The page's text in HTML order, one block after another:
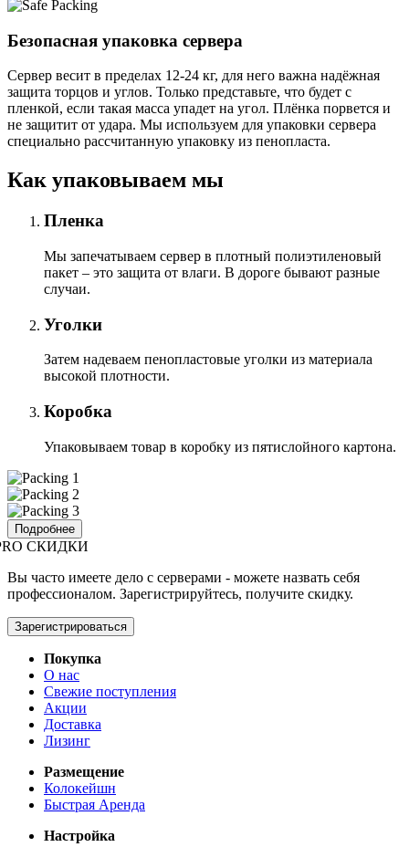
Безопасная упаковка сервера
Сервер весит в пределах 12-24 кг, для него важна надёжная
защита торцов и углов. Только представьте, что будет с
пленкой, если такая масса упадет на угол. Плёнка порвется и
не защитит от удара. Мы используем для упаковки сервера
специально расcчитанную упаковку из пенопласта.
Как упаковываем мы
Пленка
Мы запечатываем сервер в плотный полиэтиленовый
пакет – это защита от влаги. В дороге бывают разные
случаи.
Уголки
Затем надеваем пенопластовые уголки из материала
высокой плотности.
Коробка
Упаковываем товар в коробку из пятислойного картона.
Подробнее
СКИДКИ
Вы часто имеете дело с серверами - можете назвать себя
профессионалом. Зарегистрируйтесь, получите скидку.
Зарегистрироваться
Покупка
О нас
Свежие поступления
Акции
Доставка
Лизинг
Размещение
Колокейшн
Быстрая Аренда
Настройка